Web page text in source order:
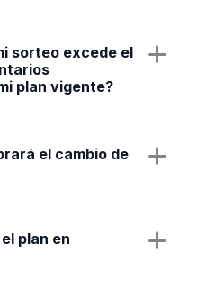
sorteo excede el
plan vigente?
el cambio de
plan en